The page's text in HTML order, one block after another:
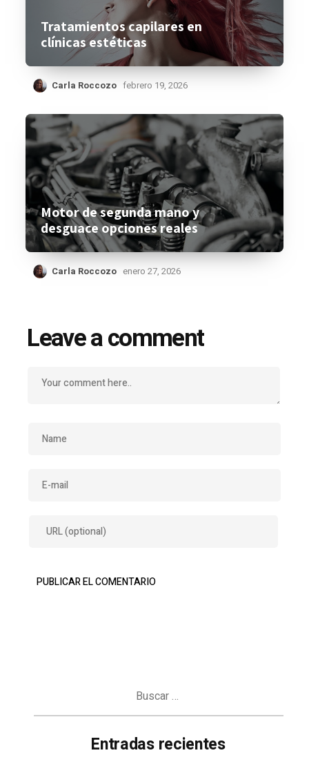
Tratamientos capilares en
clínicas estéticas
Carla Roccozo febrero 19, 2026
Motor de segunda mano y
desguace opciones reales
Carla Roccozo enero 27, 2026
Leave a comment
Entradas recientes